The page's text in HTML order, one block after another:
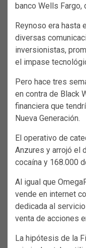
banco Wells Fargo,
Reynoso era hasta
diversas
inversionistas,
el impase
Pero hace tres
en contra de Black
financiera que
Nueva Generación.
El operativo de
Anzures y arrojó el
cocaína y 168.000
Al igual que
vende en internet
dedicada al
venta de acciones
La hipótesis de la